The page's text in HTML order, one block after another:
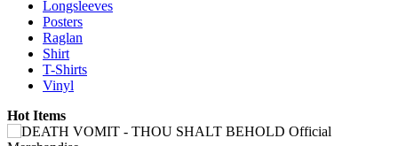
Longsleeves
Posters
Raglan
Shirt
T-Shirts
Vinyl
Hot Items